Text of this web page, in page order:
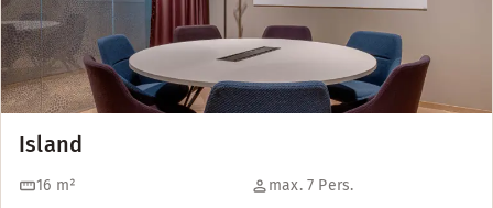
Island
16 m² max. 7 Pers.